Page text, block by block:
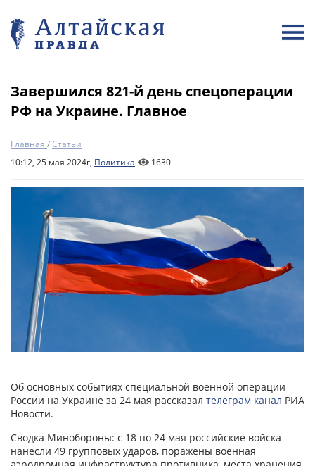
Завершился 821-й день спецоперации
РФ на Украине. Главное
Главная /Статьи
10:12, 25 мая 2024г, Политика 1630
Об основных событиях специальной военной операции
России на Украине за 24 мая рассказал телеграм канал РИА
Новости.
Сводка Минобороны: с 18 по 24 мая российские войска
нанесли 49 групповых ударов, поражены военная